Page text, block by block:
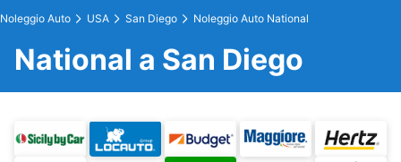
Noleggio Auto USA San Diego Noleggio Auto National
National a San Diego